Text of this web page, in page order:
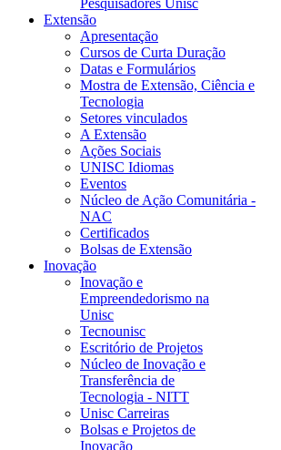
Pesquisadores Unisc
Extensão
Apresentação
Cursos de Curta Duração
Datas e Formulários
Mostra de Extensão, Ciência e
Tecnologia
Setores vinculados
A Extensão
Ações Sociais
UNISC Idiomas
Eventos
Núcleo de Ação Comunitária -
NAC
Certificados
Bolsas de Extensão
Inovação
Inovação e
Empreendedorismo na
Unisc
Tecnounisc
Escritório de Projetos
Núcleo de Inovação e
Transferência de
Tecnologia - NITT
Unisc Carreiras
Bolsas e Projetos de
Inovação